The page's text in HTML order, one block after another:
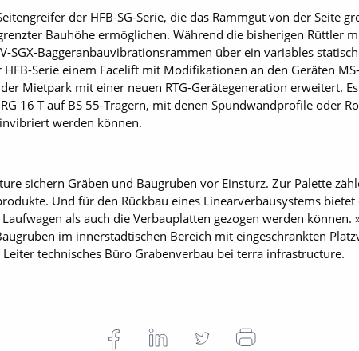
der HFB-SG-Serie, die das Rammgut von der Seite
Bauhöhe ermöglichen. Während die bisherigen Rüttler
SGX-Baggeranbauvibrationsrammen über ein variables
Serie einem Facelift mit Modifikationen an den Geräten
Mietpark mit einer neuen RTG-Gerätegeneration erweitert.
16 T auf BS 55-Trägern, mit denen Spundwandprofile oder
werden können.
sichern Gräben und Baugruben vor Einsturz. Zur Palette
Und für den Rückbau eines Linearverbausystems
als auch die Verbauplatten gezogen werden können.
im innerstädtischen Bereich mit eingeschränkten
Leiter technisches Büro Grabenverbau bei terra